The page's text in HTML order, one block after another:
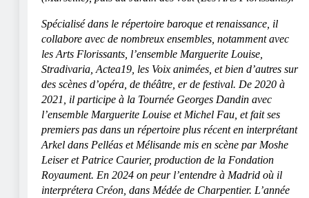
Spécialisé dans le répertoire baroque et renaissance, il
collabore avec de nombreux ensembles, notamment avec
les Arts Florissants, l’ensemble Marguerite Louise,
Stradivaria, Actea19, les Voix animées, et bien d’autres sur
des scènes d’opéra, de théâtre, er de festival. De 2020 à
2021, il participe à la Tournée Georges Dandin avec
l’ensemble Marguerite Louise et Michel Fau, et fait ses
premiers pas dans un répertoire plus récent en interprétant
Arkel dans Pelléas et Mélisande mis en scène par Moshe
Leiser et Patrice Caurier, production de la Fondation
Royaument. En 2024 on peur l’entendre à Madrid où il
interprétera Créon, dans Médée de Charpentier. L’année